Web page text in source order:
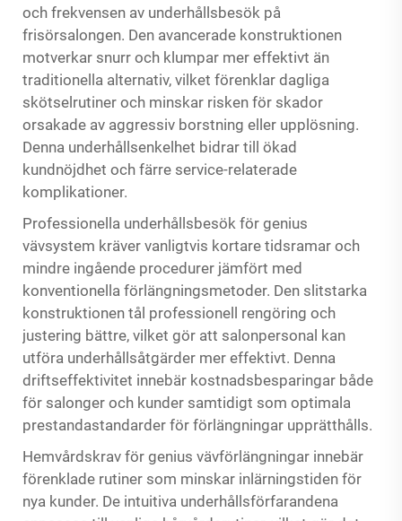
och frekvensen av underhållsbesök på
frisörsalongen. Den avancerade konstruktionen
motverkar snurr och klumpar mer effektivt än
traditionella alternativ, vilket förenklar dagliga
skötselrutiner och minskar risken för skador
orsakade av aggressiv borstning eller upplösning.
Denna underhållsenkelhet bidrar till ökad
kundnöjdhet och färre service-relaterade
komplikationer.
Professionella underhållsbesök för genius
vävsystem kräver vanligtvis kortare tidsramar och
mindre ingående procedurer jämfört med
konventionella förlängningsmetoder. Den slitstarka
konstruktionen tål professionell rengöring och
justering bättre, vilket gör att salonpersonal kan
utföra underhållsåtgärder mer effektivt. Denna
driftseffektivitet innebär kostnadsbesparingar både
för salonger och kunder samtidigt som optimala
prestandastandarder för förlängningar upprätthålls.
Hemvårdskrav för genius vävförlängningar innebär
förenklade rutiner som minskar inlärningstiden för
nya kunder. De intuitiva underhållsförfarandena